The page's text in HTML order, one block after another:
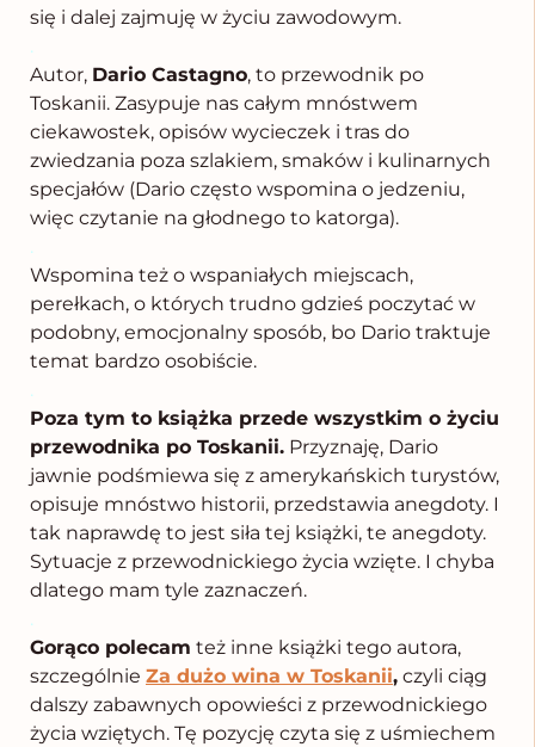
się i dalej zajmuję w życiu zawodowym.
.
Autor, Dario Castagno, to przewodnik po
Toskanii. Zasypuje nas całym mnóstwem
ciekawostek, opisów wycieczek i tras do
zwiedzania poza szlakiem, smaków i kulinarnych
specjałów (Dario często wspomina o jedzeniu,
więc czytanie na głodnego to katorga).
.
Wspomina też o wspaniałych miejscach,
perełkach, o których trudno gdzieś poczytać w
podobny, emocjonalny sposób, bo Dario traktuje
temat bardzo osobiście.
.
Poza tym to książka przede wszystkim o życiu
przewodnika po Toskanii. Przyznaję, Dario
jawnie podśmiewa się z amerykańskich turystów,
opisuje mnóstwo historii, przedstawia anegdoty. I
tak naprawdę to jest siła tej książki, te anegdoty.
Sytuacje z przewodnickiego życia wzięte. I chyba
dlatego mam tyle zaznaczeń.
.
Gorąco polecam też inne książki tego autora,
szczególnie Za dużo wina w Toskanii, czyli ciąg
dalszy zabawnych opowieści z przewodnickiego
życia wziętych. Tę pozycję czyta się z uśmiechem